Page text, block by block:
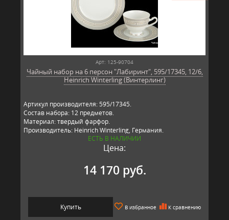
Арт: 125-90704
Чайный набор на 6 персон "Лабиринт", 595/17345, 12/6,
Heinrich Winterling (Винтерлинг)
Артикул производителя: 595/17345.
Состав набора: 12 предметов.
Материал: твердый фарфор.
Производитель: Heinrich Winterling, Германия.
ЕСТЬ В НАЛИЧИИ
Цена:
14 170 руб.
Купить В избранное К сравнению